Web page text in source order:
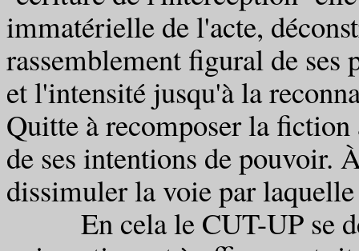
immatérielle de l'acte,
rassemblement figural de
et l'intensité jusqu'à la
Quitte à recomposer la
de ses intentions de pouvoir.
dissimuler la voie par
En cela le CUT-UP se